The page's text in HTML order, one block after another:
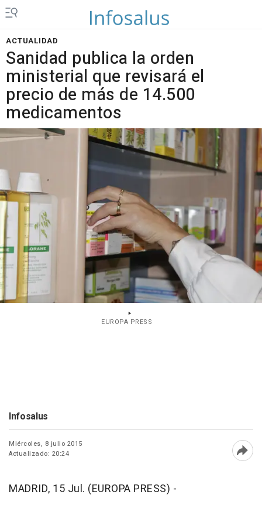
ACTUALIDAD
Sanidad publica la orden
ministerial que revisará el
precio de más de 14.500
medicamentos
EUROPA PRESS
Infosalus
Miércoles, 8 julio 2015
Actualizado: 20:24
MADRID, 15 Jul. (EUROPA PRESS) -